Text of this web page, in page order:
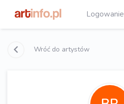
Logowanie
Wróć do artystów